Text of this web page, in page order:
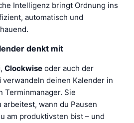
Intelligenz bringt Ordnung ins
automatisch und
denkt mit
, Clockwise oder auch der
verwandeln deinen Kalender in
Terminmanager. Sie
arbeitest, wann du Pausen
am produktivsten bist – und